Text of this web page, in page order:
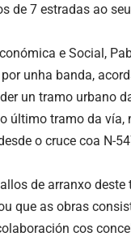
de 7 estradas ao
e Social,
unha banda,
un tramo urbano
último tramo da
o cruce coa N-
de arranxo
que as obras
cos